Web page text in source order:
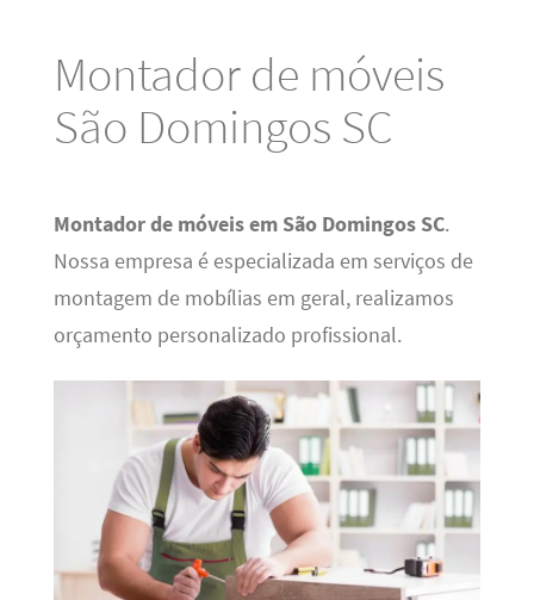
Montador de móveis
São Domingos SC
Montador de móveis em São Domingos SC.
Nossa empresa é especializada em serviços de
montagem de mobílias em geral, realizamos
orçamento personalizado profissional.